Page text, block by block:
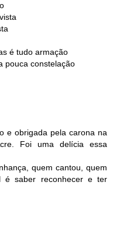
é tudo armação
pouca constelação
e obrigada pela carona na
Foi uma delícia essa
quem cantou, quem
é saber reconhecer e ter